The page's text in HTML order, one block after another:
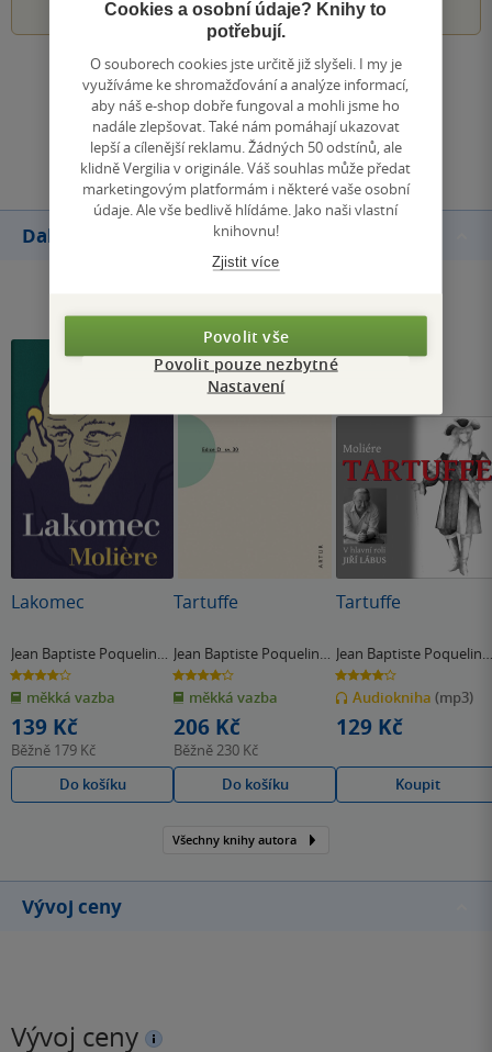
Zobrazit všechna hodnocení
Přidat hodnocení
Další knihy autora
Lakomec
Jean Baptiste Poquelin
Moliére
4.0
z
5
hvězdiček
měkká vazba
139 Kč
Běžně 179 Kč
Do košíku
Tartuffe
Jean Baptiste Poquelin
Moliére
4.2
z
5
hvězdiček
měkká vazba
206 Kč
Běžně230 Kč
Do košíku
Tartuffe
Jean Baptiste Poquelin
Moliére
4.2
z
5
hvězdiček
Audiokniha (mp3)
129 Kč
Koupit
Všechny knihy autora
Vývoj ceny
Vývoj ceny
Cookies a osobní údaje? Knihy to
potřebují.
O souborech cookies jste určitě již slyšeli. I my je
využíváme ke shromažďování a analýze informací,
aby náš e-shop dobře fungoval a mohli jsme ho
nadále zlepšovat. Také nám pomáhají ukazovat
lepší a cílenější reklamu. Žádných 50 odstínů, ale
klidně Vergilia v originále. Váš souhlas může předat
marketingovým platformám i některé vaše osobní
údaje. Ale vše bedlivě hlídáme. Jako naši vlastní
knihovnu!
Zjistit více
Povolit vše
Povolit pouze nezbytné
Nastavení